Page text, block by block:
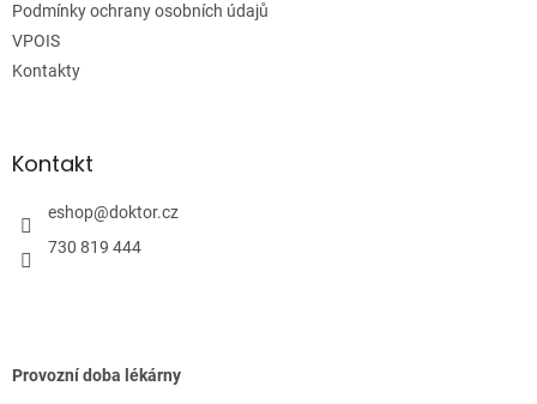
Podmínky ochrany osobních údajů
VPOIS
Kontakty
Kontakt
eshop@doktor.cz
730 819 444
Provozní doba lékárny